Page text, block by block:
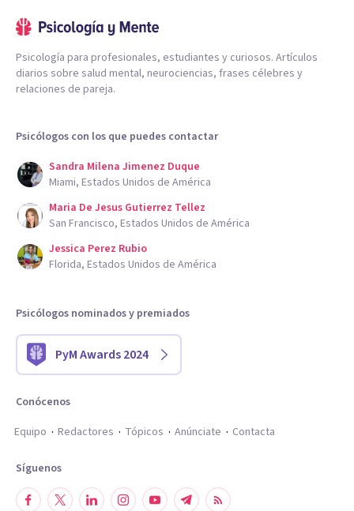
Psicología para profesionales, estudiantes y curiosos. Artículos
diarios sobre salud mental, neurociencias, frases célebres y
relaciones de pareja.
Psicólogos con los que puedes contactar
Sandra Milena Jimenez Duque
Miami, Estados Unidos de América
Maria De Jesus Gutierrez Tellez
San Francisco, Estados Unidos de América
Jessica Perez Rubio
Florida, Estados Unidos de América
Psicólogos nominados y premiados
PyM Awards 2024
Conócenos
Equipo
Redactores Tópicos Anúnciate Contacta
Síguenos